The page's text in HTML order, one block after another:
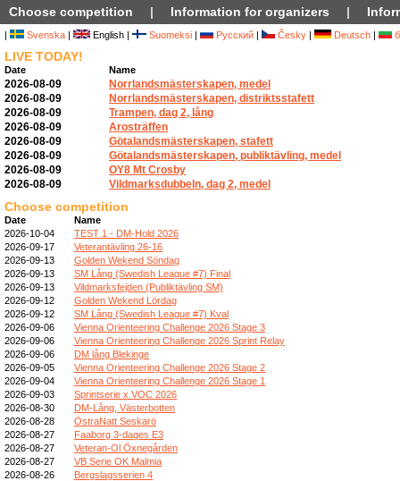
Choose competition | Information for organizers |
| Svenska | English | Suomeksi | Русский | Česky | Deutsch |
LIVE TODAY!
Date Name
2026-08-09
Norrlandsmästerskapen, medel
2026-08-09
Norrlandsmästerskapen, distriktsstafett
2026-08-09
Trampen, dag 2, lång
2026-08-09
Arosträffen
2026-08-09
Götalandsmästerskapen, stafett
2026-08-09
Götalandsmästerskapen, publiktävling, medel
2026-08-09
OY8 Mt Crosby
2026-08-09
Vildmarksdubbeln, dag 2, medel
Choose competition
Date
Name
2026-10-04
TEST 1 - DM-Hold 2026
2026-09-17
Veterantävling 26-16
2026-09-13
Golden Wekend Söndag
2026-09-13
SM Lång (Swedish League #7) Final
2026-09-13
Vildmarksfejden (Publiktävling SM)
2026-09-12
Golden Wekend Lördag
2026-09-12
SM Lång (Swedish League #7) Kval
2026-09-06
Vienna Orienteering Challenge 2026 Stage 3
2026-09-06
Vienna Orienteering Challenge 2026 Sprint Relay
2026-09-06
DM lång Blekinge
2026-09-05
Vienna Orienteering Challenge 2026 Stage 2
2026-09-04
Vienna Orienteering Challenge 2026 Stage 1
2026-09-03
Sprintserie x VOC 2026
2026-08-30
DM-Lång, Västerbotten
2026-08-28
ÖstraNatt Seskarö
2026-08-27
Faaborg 3-dages E3
2026-08-27
Veteran-Ol Öxnegården
2026-08-27
VB Serie OK Malmia
2026-08-26
Bergslagsserien 4